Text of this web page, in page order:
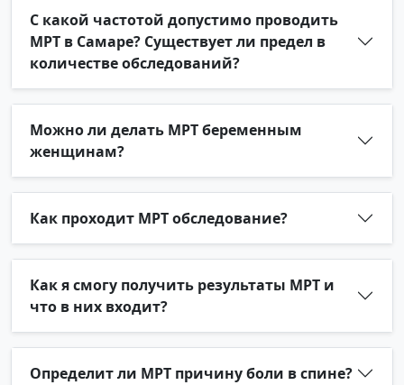
С какой частотой допустимо проводить
МРТ в Самаре? Существует ли предел в
количестве обследований?
Можно ли делать МРТ беременным
женщинам?
Как проходит МРТ обследование?
Как я смогу получить результаты МРТ и
что в них входит?
Определит ли МРТ причину боли в спине?